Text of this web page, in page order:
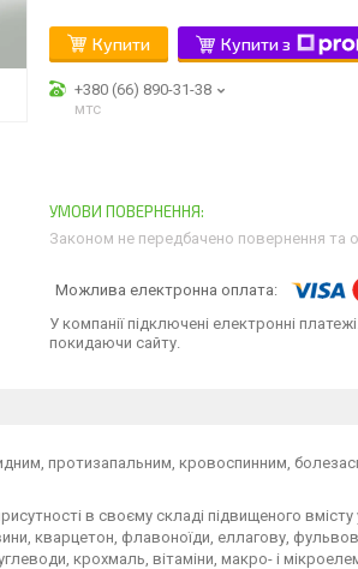
Купити Купити з
+380 (66) 890-31-38
мтс
Законом не передбачено повернення та
У компанії підключені електронні
покидаючи сайту.
протизапальним, кровоспинним,
в своєму складі підвищеного
кварцетон, флавоноїди, еллагову,
крохмаль, вітаміни, макро- і